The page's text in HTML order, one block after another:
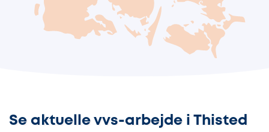
Se aktuelle vvs-arbejde i Thisted